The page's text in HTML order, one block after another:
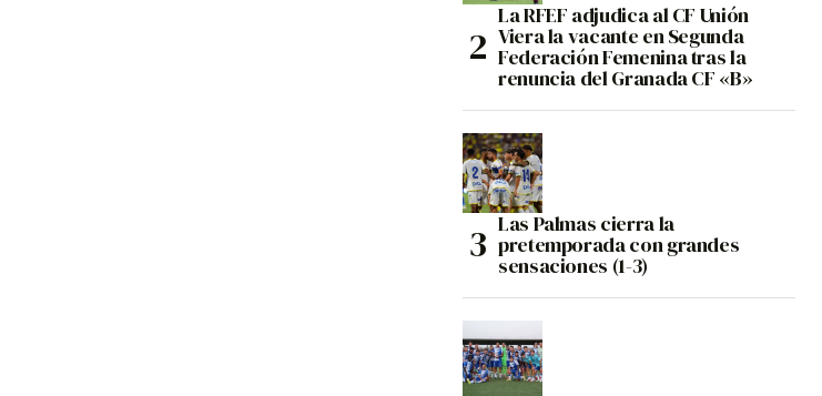
La RFEF adjudica al CF Unión
Viera la vacante en Segunda
Federación Femenina tras la
renuncia del Granada CF «B»
Las Palmas cierra la
pretemporada con grandes
sensaciones (1-3)